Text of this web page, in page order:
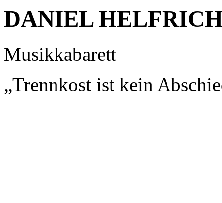
DANIEL
Musikkabarett
„Trennkost ist kein